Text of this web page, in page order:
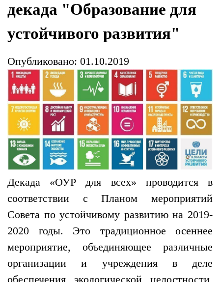
декада "Образование для
устойчивого развития"
Опубликовано: 01.10.2019
Декада «ОУР для всех» проводится в
соответствии с Планом мероприятий
Совета по устойчивому развитию на 2019-
2020 годы. Это традиционное осеннее
мероприятие, объединяющее различные
организации и учреждения в деле
обеспечения экологической целостности,